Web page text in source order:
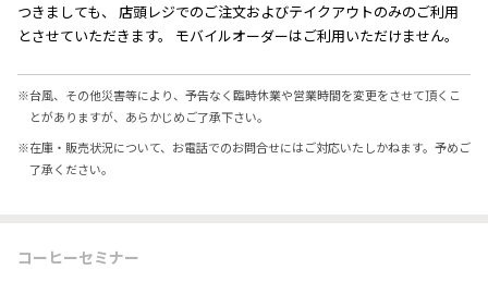
つきましても、 店頭レジでのご注文およびテイクアウトのみのご利用
とさせていただきます。 モバイルオーダーはご利用いただけません。
※台風、その他災害等により、予告なく臨時休業や営業時間を変更をさせて頂くこ
とがありますが、あらかじめご了承下さい。
※在庫・販売状況について、お電話でのお問合せにはご対応いたしかねます。予めご
了承ください。
コーヒーセミナー